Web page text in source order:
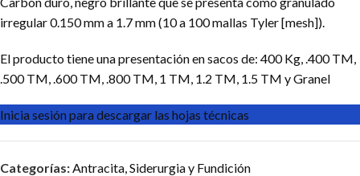
irregular 0.150 mm a 1.7 mm (10 a 100 mallas Tyler [mesh]).
El producto tiene una presentación en sacos de: 400 Kg, .400 TM,
.500 TM, .600 TM, .800 TM, 1 TM, 1.2 TM, 1.5 TM y Granel
Inicia sesión para descargar las hojas técnicas
Categorías: Antracita Siderurgia y Fundición